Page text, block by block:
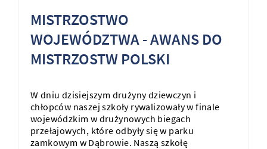
MISTRZOSTWO
WOJEWÓDZTWA - AWANS DO
MISTRZOSTW POLSKI
W dniu dzisiejszym drużyny dziewczyn i
chłopców naszej szkoły rywalizowały w finale
wojewódzkim w drużynowych biegach
przełajowych, które odbyły się w parku
zamkowym w Dąbrowie. Naszą szkołę